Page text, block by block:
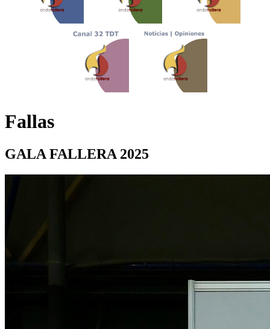
Fallas
GALA FALLERA 2025